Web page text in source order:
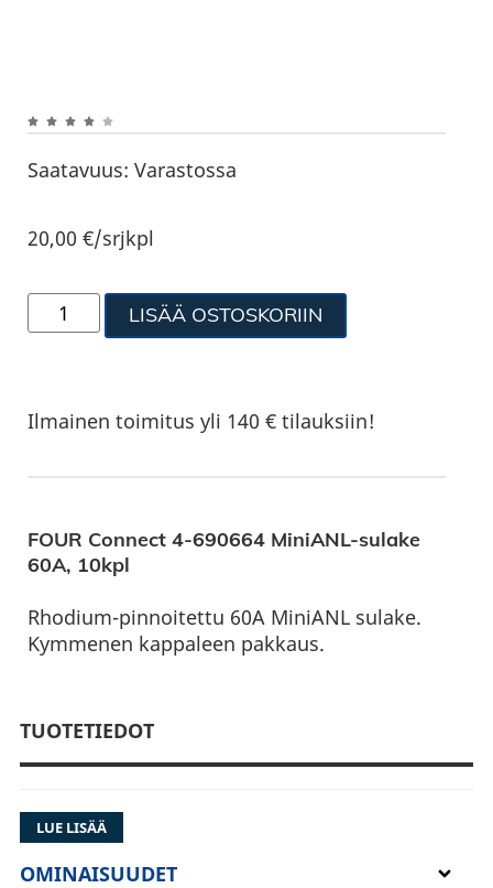
Saatavuus: Varastossa
20,00€/srjkpl
LISÄÄ OSTOSKORIIN
Ilmainen toimitus yli 140 € tilauksiin!
FOUR Connect 4-690664 MiniANL-sulake
60A, 10kpl
Rhodium-pinnoitettu 60A MiniANL sulake.
Kymmenen kappaleen pakkaus.
TUOTETIEDOT
LUE LISÄÄ
OMINAISUUDET